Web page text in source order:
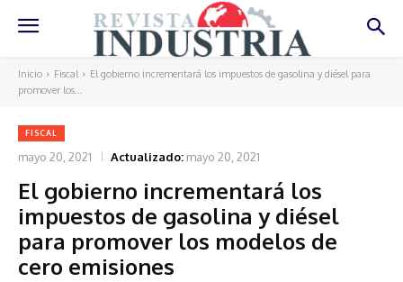
Inicio Fiscal
El gobierno incrementará los impuestos de gasolina y diésel para
promover los...
FISCAL
mayo 20, 2021 Actualizado: mayo 20, 2021
El gobierno incrementará los
impuestos de gasolina y diésel
para promover los modelos de
cero emisiones